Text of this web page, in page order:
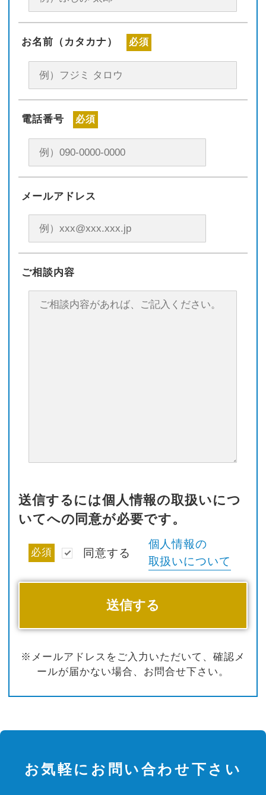
お名前（カタカナ） 必須
電話番号 必須
メールアドレス
ご相談内容
送信するには個人情報の取扱いにつ
いてへの同意が必要です。
必須 同意する
個人情報の
取扱いについて
※メールアドレスをご入力いただいて、確認メ
ールが届かない場合、お問合せ下さい。
お気軽にお問い合わせ下さい